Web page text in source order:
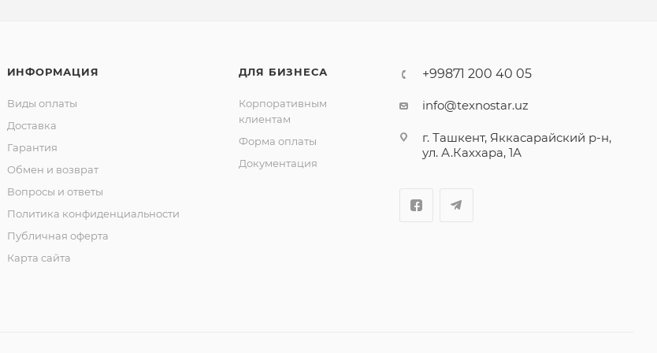
ИНФОРМАЦИЯ
Виды оплаты
Доставка
Гарантия
Обмен и возврат
Вопросы и ответы
Политика конфиденциальности
Публичная оферта
Карта сайта
ДЛЯ БИЗНЕСА
Корпоративным
клиентам
Форма оплаты
Документация
+99871 200 40 05
info@texnostar.uz
г. Ташкент, Яккасарайский р-н,
ул. А.Каххара, 1А